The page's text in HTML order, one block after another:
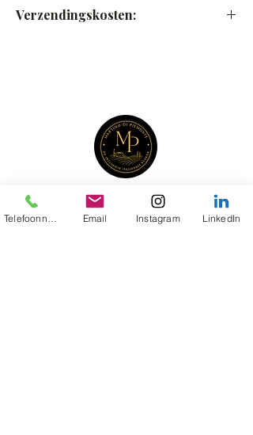
Verzendingskosten:
Martino di Piemonte brengt de smaken van
Piemonte naar jouw tafel met de inclusieve
Email Instagram LinkedIn